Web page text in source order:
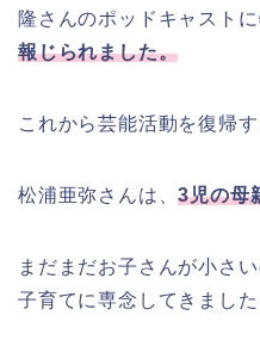
隆さんのポッドキャスト
報じられました。
これから芸能活動を復帰す
松浦亜弥さんは、3児の母
まだまだお子さんが小さ
子育てに専念してきました